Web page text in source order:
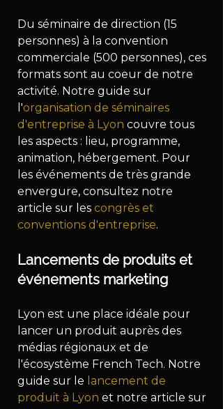
Du séminaire de direction (15
personnes) à la convention
commerciale (500 personnes), ces
formats sont au coeur de notre
activité. Notre guide sur
l'organisation de séminaires
d'entreprise à Lyon couvre tous
les aspects : lieu, programme,
animation, hébergement. Pour
les événements de très grande
envergure, consultez notre
article sur les congrès et
conventions d'entreprise.
Lancements de produits et
événements marketing
Lyon est une place idéale pour
lancer un produit auprès des
médias régionaux et de
l'écosystème French Tech. Notre
guide sur le lancement de
produit à Lyon et notre article sur